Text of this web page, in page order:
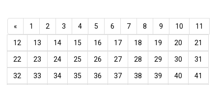
« 1 2 3 4 5 6 7 8 9 10 11
12 13 14 15 16 17 18 19 20 21
22 23 24 25 26 27 28 29 30 31
32 33 34 35 36 37 38 39 40 41